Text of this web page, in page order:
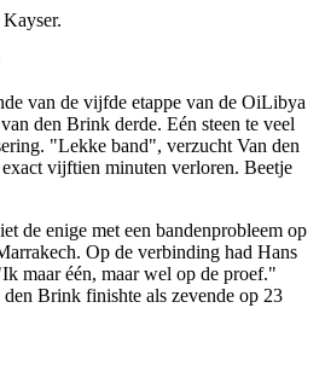
van de vijfde etappe van de OiLibya
den Brink derde. Eén steen te veel
"Lekke band", verzucht Van den
vijftien minuten verloren. Beetje
de enige met een bandenprobleem op
Op de verbinding had Hans
maar één, maar wel op de proef."
den Brink finishte als zevende op 23